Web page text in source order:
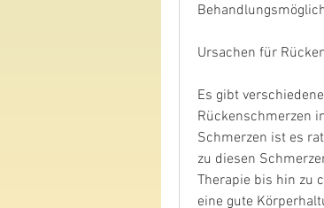
Ursachen für
Es gibt
Rückenschmerzen
Schmerzen ist es
zu diesen
Therapie bis hin zu
eine gute